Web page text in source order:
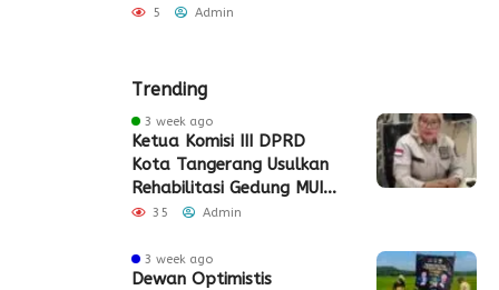
5 Admin
Trending
3 week ago
Ketua Komisi III DPRD
Kota Tangerang Usulkan
Rehabilitasi Gedung MUI
Periuk
35 Admin
3 week ago
Dewan Optimistis